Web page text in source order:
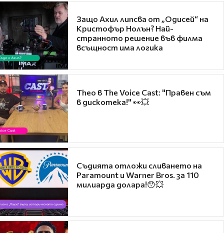
Защо Ахил липсва от „Одисей“ на
Кристофър Нолън? Най-
странното решение във филма
всъщност има логика
Theo в The Voice Cast: "Правен съм
в дискотека!" 👀💥
Съдията отложи сливането на
Paramount и Warner Bros. за 110
милиарда долара!😯💥